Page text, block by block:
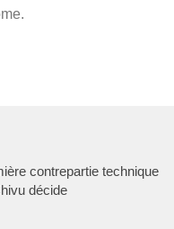
contrepartie technique
décide